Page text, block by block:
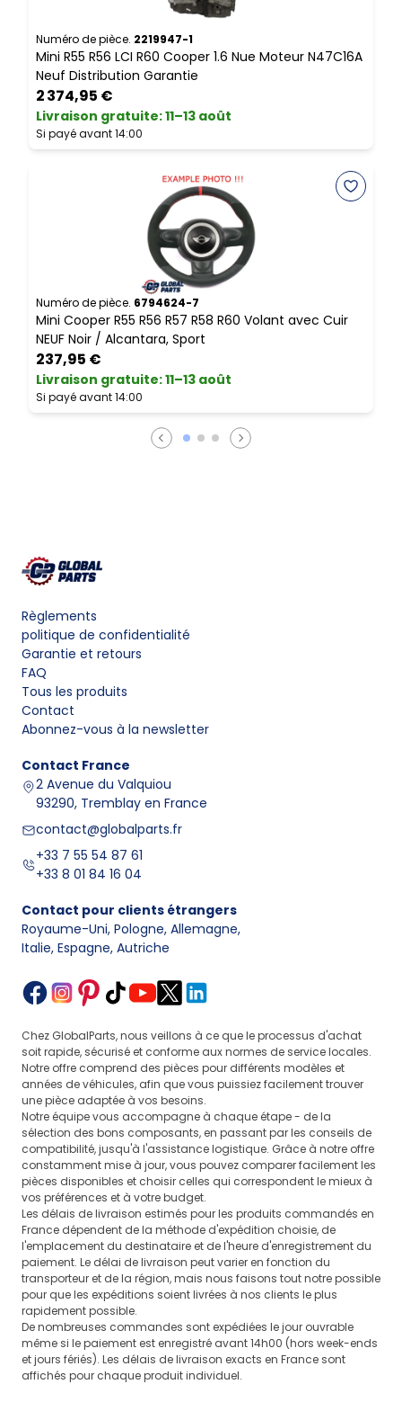
Numéro de pièce. 2219947-1
Mini R55 R56 LCI R60 Cooper 1.6 Nue Moteur N47C16A
Neuf Distribution Garantie
2 374,95 €
Livraison gratuite:11–13 août
Si payé avant 14:00
Numéro de pièce. 6794624-7
Mini Cooper R55 R56 R57 R58 R60 Volant avec Cuir
NEUF Noir / Alcantara, Sport
237,95 €
Livraison gratuite:11–13 août
Si payé avant 14:00
Règlements
politique de confidentialité
Garantie et retours
FAQ
Tous les produits
Contact
Abonnez-vous à la newsletter
Contact France
2 Avenue du Valquiou
93290, Tremblay en France
contact@globalparts.fr
+33 7 55 54 87 61
+33 8 01 84 16 04
Contact pour clients étrangers
Royaume-Uni, Pologne, Allemagne,
Italie, Espagne, Autriche
Chez GlobalParts, nous veillons à ce que le processus d'achat
soit rapide, sécurisé et conforme aux normes de service locales.
Notre offre comprend des pièces pour différents modèles et
années de véhicules, afin que vous puissiez facilement trouver
une pièce adaptée à vos besoins.
Notre équipe vous accompagne à chaque étape - de la
sélection des bons composants, en passant par les conseils de
compatibilité, jusqu'à l'assistance logistique. Grâce à notre offre
constamment mise à jour, vous pouvez comparer facilement les
pièces disponibles et choisir celles qui correspondent le mieux à
vos préférences et à votre budget.
Les délais de livraison estimés pour les produits commandés en
France dépendent de la méthode d'expédition choisie, de
l'emplacement du destinataire et de l'heure d'enregistrement du
paiement. Le délai de livraison peut varier en fonction du
transporteur et de la région, mais nous faisons tout notre possible
pour que les expéditions soient livrées à nos clients le plus
rapidement possible.
De nombreuses commandes sont expédiées le jour ouvrable
même si le paiement est enregistré avant 14h00 (hors week-ends
et jours fériés). Les délais de livraison exacts en France sont
affichés pour chaque produit individuel.